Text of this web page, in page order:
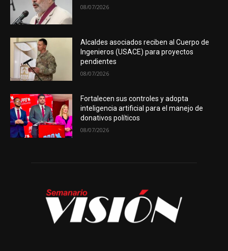
08/07/2026
Alcaldes asociados reciben al Cuerpo de
Ingenieros (USACE) para proyectos
pendientes
08/07/2026
Fortalecen sus controles y adopta
inteligencia artificial para el manejo de
donativos políticos
08/07/2026